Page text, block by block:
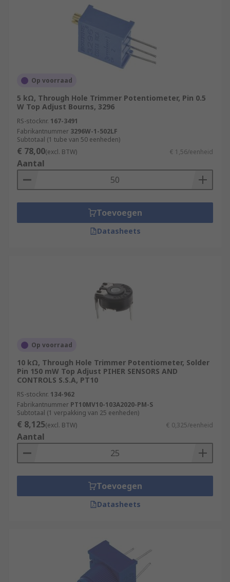
Op voorraad
5 kΩ, Through Hole Trimmer Potentiometer, Pin 0.5
W Top Adjust Bourns, 3296
RS-stocknr. 167-3491
Fabrikantnummer 3296W-1-502LF
Subtotaal (1 tube van 50 eenheden)
€ 78,00(excl. BTW) € 1,56/eenheid
Aantal
Toevoegen
Datasheets
Op voorraad
10 kΩ, Through Hole Trimmer Potentiometer, Solder
Pin 150 mW Top Adjust PIHER SENSORS AND
CONTROLS S.S.A, PT10
RS-stocknr. 134-962
Fabrikantnummer PT10MV10-103A2020-PM-S
Subtotaal (1 verpakking van 25 eenheden)
€ 8,125(excl. BTW) € 0,325/eenheid
Aantal
Toevoegen
Datasheets